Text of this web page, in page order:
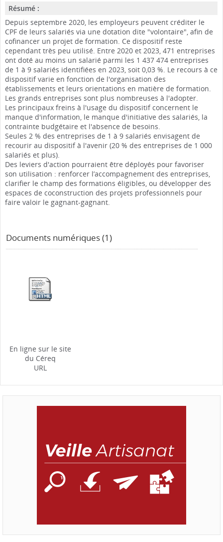
Résumé :
Depuis septembre 2020, les employeurs peuvent créditer le
CPF de leurs salariés via une dotation dite "volontaire", afin de
cofinancer un projet de formation. Ce dispositif reste
cependant très peu utilisé. Entre 2020 et 2023, 471 entreprises
ont doté au moins un salarié parmi les 1 437 474 entreprises
de 1 à 9 salariés identifiées en 2023, soit 0,03 %. Le recours à ce
dispositif varie en fonction de l'organisation des
établissements et leurs orientations en matière de formation.
Les grands entreprises sont plus nombreuses à l'adopter.
Les principaux freins à l'usage du dispositif concernent le
manque d'information, le manque d'initiative des salariés, la
contrainte budgétaire et l'absence de besoins.
Seules 2 % des entreprises de 1 à 9 salariés envisagent de
recourir au dispositif à l'avenir (20 % des entreprises de 1 000
salariés et plus).
Des leviers d'action pourraient être déployés pour favoriser
son utilisation : renforcer l’accompagnement des entreprises,
clarifier le champ des formations éligibles, ou développer des
espaces de coconstruction des projets professionnels pour
faire valoir le gagnant-gagnant.
Documents numériques (1)
En ligne sur le site
du Céreq
URL